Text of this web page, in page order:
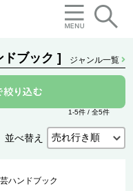
ブック ] ジャンル一覧
1-5件 / 全5件
並べ替え
ハンドブック